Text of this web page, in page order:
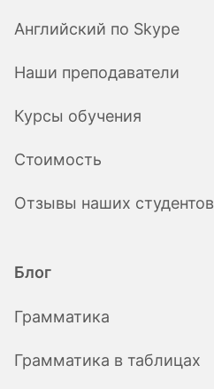
Английский по Skype
Наши преподаватели
Курсы обучения
Стоимость
Отзывы наших студентов
Блог
Грамматика
Грамматика в таблицах